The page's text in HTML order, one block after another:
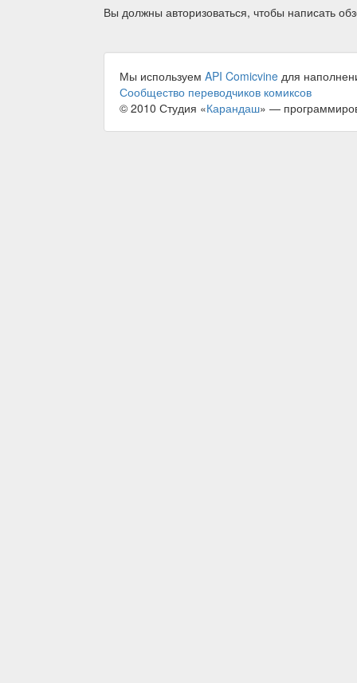
Вы должны авторизоваться, чтобы написать
Мы используем API Comicvine для
Сообщество переводчиков комиксов
© 2010 Студия «Карандаш» —